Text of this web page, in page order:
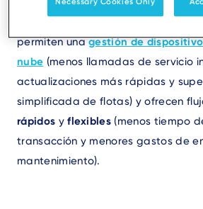
permiten unagestión de
nube (menos llamadas de servicio
actualizaciones más rápidas y
simplificada de flotas) y ofrecen
rápidos yflexibles (menos tiempo
transacción y menores gastos de
mantenimiento).